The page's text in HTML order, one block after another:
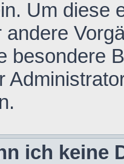
Um diese
andere
besondere
ich keine